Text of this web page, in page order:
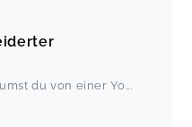
du von einer Yo...